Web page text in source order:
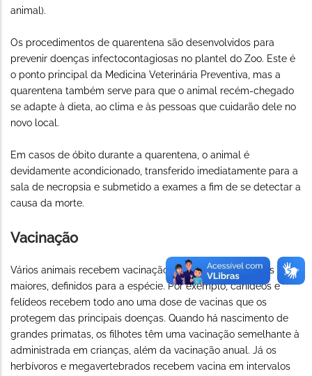
animal).
Os procedimentos de quarentena são desenvolvidos para
prevenir doenças infectocontagiosas no plantel do Zoo. Este é
o ponto principal da Medicina Veterinária Preventiva, mas a
quarentena também serve para que o animal recém-chegado
se adapte à dieta, ao clima e às pessoas que cuidarão dele no
novo local.
Em casos de óbito durante a quarentena, o animal é
devidamente acondicionado, transferido imediatamente para a
sala de necropsia e submetido a exames a fim de se detectar a
causa da morte.
Vacinação
Vários animais recebem vacinação anual ou em intervalos
maiores, definidos para a espécie. Por exemplo, canídeos e
felídeos recebem todo ano uma dose de vacinas que os
protegem das principais doenças. Quando há nascimento de
grandes primatas, os filhotes têm uma vacinação semelhante à
administrada em crianças, além da vacinação anual. Já os
herbívoros e megavertebrados recebem vacina em intervalos